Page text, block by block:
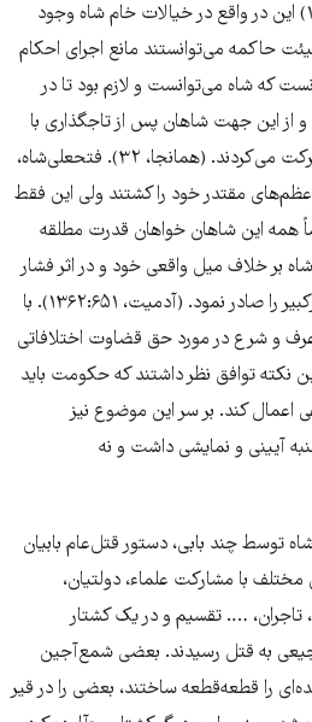
بخواهد بکشد. (رجالی، ۱۹۹۴:۳۱) این در واقع در خیالات خام شاه وجود
حاکمه می‌توانستند مانع اجرای احکام
که شاه می‌توانست و لازم بود تا در
و از این جهت شاهان پس از تاجگذاری با
کمال میل در چنین مراسمی شرکت می‌کردند. (همانجا، ۳۲). فتحعلی‌شاه،
مقتدر خود را کشتند ولی این فقط
همه این شاهان خواهان قدرت مطلقه
بر خلاف میل واقعی خود و در اثر فشار
دربار و مادرش، دستور قتل امیرکبیر را صادر نمود. (آدمیت، ۱۳۶۲:۶۵۱). با
و شرع در مورد حق قضاوت اختلافاتی
نکته توافق نظر داشتند که حکومت باید
اعمال ‌کند. بر سر این موضوع نیز
آیینی و نمایشی داشت و نه
توسط چند بابی، دستور قتل‌عام بابیان
با مشارکت علماء، دولتیان،
تاجران، …. تقسیم و در یک کشتار
به قتل رسیدند. بعضی شمع‌آجین
را قطعه‌قطعه ساختند، بعضی را در قیر